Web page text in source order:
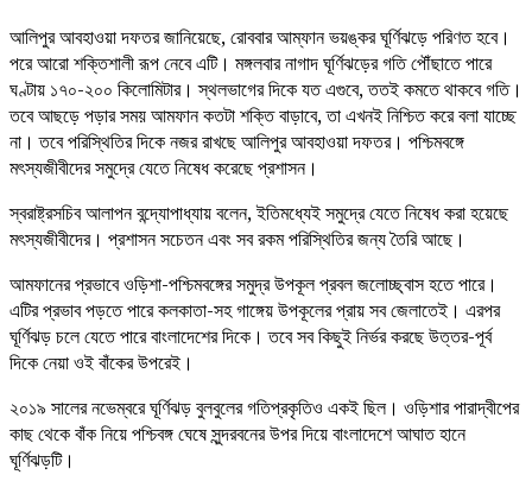
আলিপুর আবহাওয়া দফতর জানিয়েছে, রোববার আম্ফান ভয়ঙ্কর ঘূর্ণিঝড়ে পরিণত হবে।
পরে আরো শক্তিশালী রূপ নেবে এটি। মঙ্গলবার নাগাদ ঘূর্ণিঝড়ের গতি পৌঁছাতে পারে
ঘণ্টায় ১৭০-২০০ কিলোমিটার। স্থলভাগের দিকে যত এগুবে, ততই কমতে থাকবে গতি।
তবে আছড়ে পড়ার সময় আমফান কতটা শক্তি বাড়াবে, তা এখনই নিশ্চিত করে বলা যাচ্ছে
না। তবে পরিস্থিতির দিকে নজর রাখছে আলিপুর আবহাওয়া দফতর। পশ্চিমবঙ্গে
মৎস্যজীবীদের সমুদ্রে যেতে নিষেধ করেছে প্রশাসন।
স্বরাষ্ট্রসচিব আলাপন বন্দ্যোপাধ্যায় বলেন, ইতিমধ্যেই সমুদ্রে যেতে নিষেধ করা হয়েছে
মৎস্যজীবীদের। প্রশাসন সচেতন এবং সব রকম পরিস্থিতির জন্য তৈরি আছে।
আমফানের প্রভাবে ওড়িশা-পশ্চিমবঙ্গের সমুদ্র উপকূল প্রবল জলোচ্ছ্বাস হতে পারে।
এটির প্রভাব পড়তে পারে কলকাতা-সহ গাঙ্গেয় উপকূলের প্রায় সব জেলাতেই। এরপর
ঘূর্ণিঝড় চলে যেতে পারে বাংলাদেশের দিকে। তবে সব কিছুই নির্ভর করছে উত্তর-পূর্ব
দিকে নেয়া ওই বাঁকের উপরেই।
২০১৯ সালের নভেম্বরে ঘূর্ণিঝড় বুলবুলের গতিপ্রকৃতিও একই ছিল। ওড়িশার পারাদ্বীপের
কাছ থেকে বাঁক নিয়ে পশ্চিবঙ্গ ঘেষে সুন্দরবনের উপর দিয়ে বাংলাদেশে আঘাত হানে
ঘূর্ণিঝড়টি।